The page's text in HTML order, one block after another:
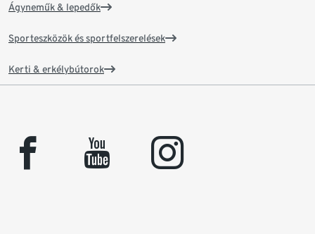
Ágyneműk & lepedők
Sporteszközök és sportfelszerelések
Kerti & erkélybútorok
facebook youtube instagram